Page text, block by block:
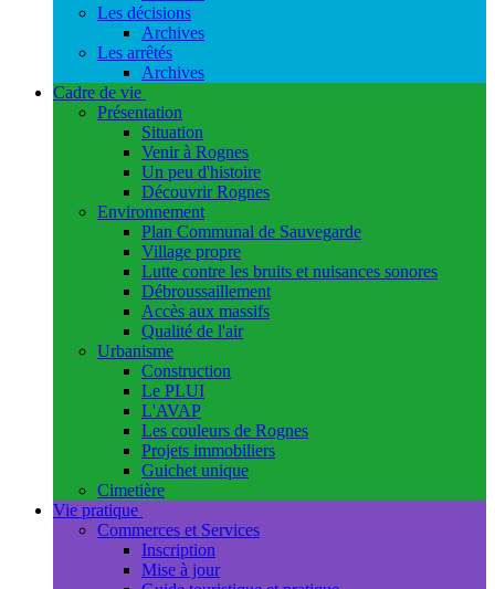
Les décisions
Archives
Les arrêtés
Archives
Cadre de vie
Présentation
Situation
Venir à Rognes
Un peu d'histoire
Découvrir Rognes
Environnement
Plan Communal de Sauvegarde
Village propre
Lutte contre les bruits et nuisances sonores
Débroussaillement
Accès aux massifs
Qualité de l'air
Urbanisme
Construction
Le PLUI
L'AVAP
Les couleurs de Rognes
Projets immobiliers
Guichet unique
Cimetière
Vie pratique
Commerces et Services
Inscription
Mise à jour